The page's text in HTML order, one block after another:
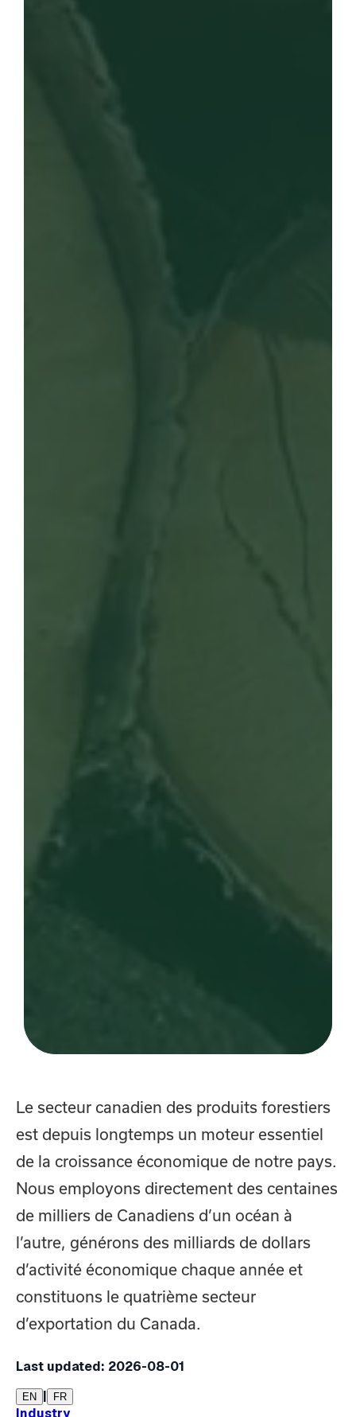
Le secteur canadien des produits forestiers
est depuis longtemps un moteur essentiel
de la croissance économique de notre pays.
Nous employons directement des centaines
de milliers de Canadiens d’un océan à
l’autre, générons des milliards de dollars
d’activité économique chaque année et
constituons le quatrième secteur
d’exportation du Canada.